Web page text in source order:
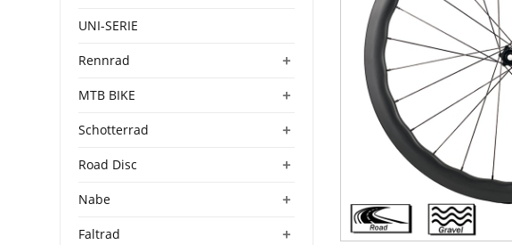
UNI-SERIE
+
Rennrad
+
MTB BIKE
+
Schotterrad
+
Road Disc
+
Nabe
+
Faltrad